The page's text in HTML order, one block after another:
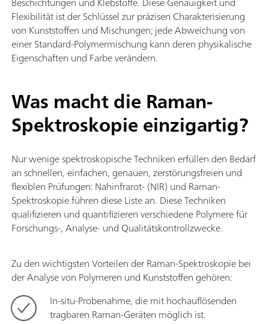
Flexibilität ist der Schlüssel zur präzisen Charakterisierung
von Kunststoffen und Mischungen; jede Abweichung von
einer Standard-Polymermischung kann deren physikalische
Eigenschaften und Farbe verändern.
Was macht die Raman-
Spektroskopie einzigartig?
Nur wenige spektroskopische Techniken erfüllen den Bedarf
an schnellen, einfachen, genauen, zerstörungsfreien und
flexiblen Prüfungen: Nahinfrarot- (NIR) und Raman-
Spektroskopie führen diese Liste an. Diese Techniken
qualifizieren und quantifizieren verschiedene Polymere für
Forschungs-, Analyse- und Qualitätskontrollzwecke.
Zu den wichtigsten Vorteilen der Raman-Spektroskopie bei
der Analyse von Polymeren und Kunststoffen gehören:
In-situ-Probenahme, die mit hochauflösenden
tragbaren Raman-Geräten möglich ist.